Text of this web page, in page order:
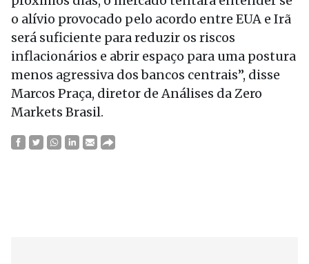
o alívio provocado pelo acordo entre EUA e Irã
será suficiente para reduzir os riscos
inflacionários e abrir espaço para uma postura
menos agressiva dos bancos centrais”, disse
Marcos Praça, diretor de Análises da Zero
Markets Brasil.